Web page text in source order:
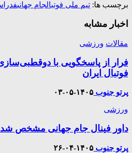
برچسب ها: تیم ملی فوتبالجام جهانی
اخبار مشابه
مقالات ورزشی
فرار از پاسخگویی با
فوتبال ایران
پرتو جنوب ۱۴۰۵-۰۵-۰۳
ورزشی
داور فینال جام جهانی مشخص شد
پرتو جنوب ۱۴۰۵-۰۴-۲۶